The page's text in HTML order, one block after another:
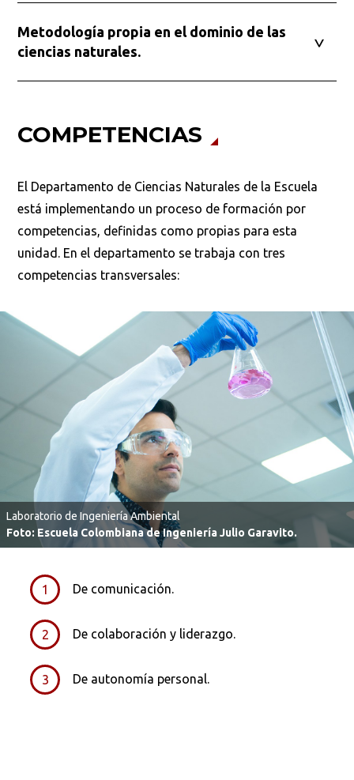
Metodología propia en el dominio de las
ciencias naturales.
COMPETENCIAS
El Departamento de Ciencias Naturales de la Escuela
está implementando un proceso de formación por
competencias, definidas como propias para esta
unidad. En el departamento se trabaja con tres
competencias transversales:
Laboratorio de Ingeniería Ambiental
Foto: Escuela Colombiana de Ingeniería Julio Garavito.
De comunicación.
De colaboración y liderazgo.
De autonomía personal.